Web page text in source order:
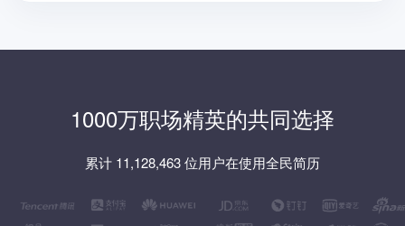
1000万职场精英的共同选择
累计 11,128,463 位用户在使用全民简历